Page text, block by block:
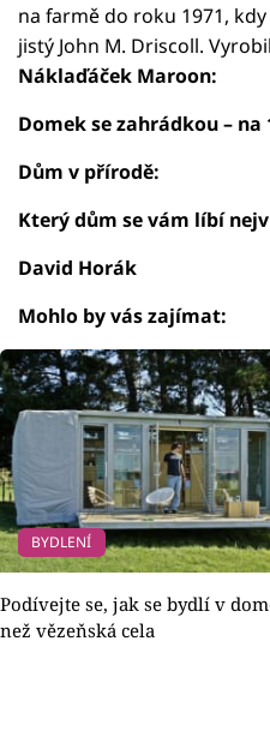
na farmě do roku 1971,
jistý John M. Driscoll.
Náklaďáček Maroon:
Domek se zahrádkou –
Dům v přírodě:
Který dům se vám líbí
David Horák
Mohlo by vás zajímat:
BYDLENÍ
Podívejte se, jak se bydlí v
než vězeňská cela